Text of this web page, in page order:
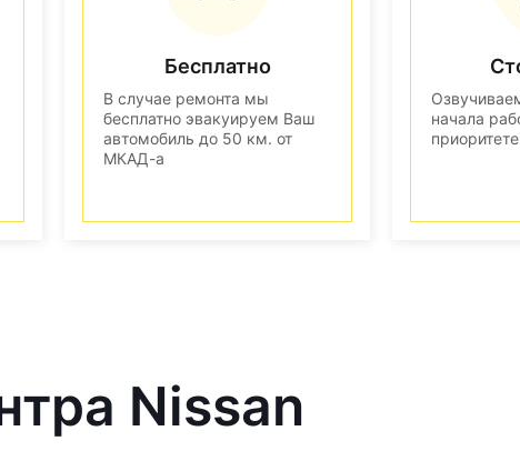
Бесплатно
В случае ремонта мы
бесплатно эвакуируем Ваш
автомобиль до 50 км. от
МКАД-а
начала
Nissan